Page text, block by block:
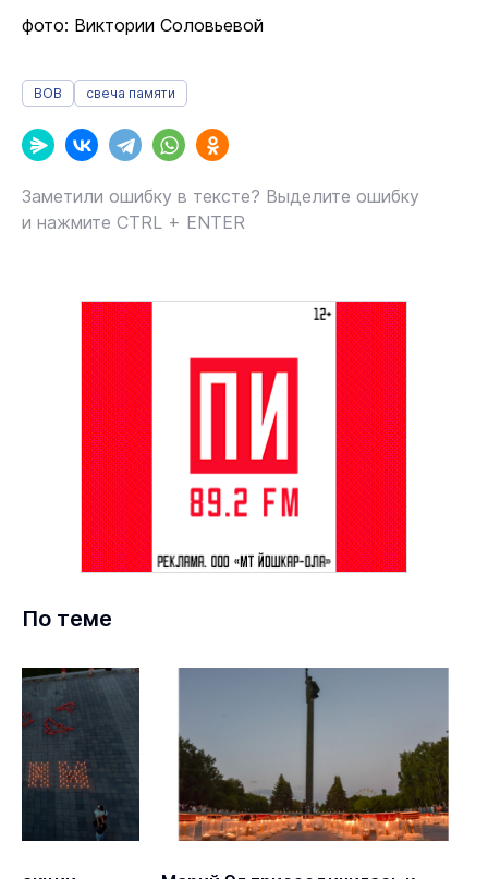
фото: Виктории Соловьевой
ВОВ свеча памяти
Заметили ошибку в тексте? Выделите ошибку
и нажмите CTRL + ENTER
По теме